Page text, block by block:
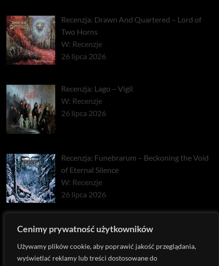
Cenimy prywatność użytkowników
Używamy plików cookie, aby poprawić jakość przeglądania,
wyświetlać reklamy lub treści dostosowane do
Recenzja: Drawn And Quartered – Lord of
Two Horns
W: Recenzje
26 lipca 2026
Recenzja: Lago – Vigil
W: Recenzje
26 lipca 2026
Recenzja: Funebrarum – Beckoning the Void
of Eternal Silence
W: Recenzje
26 lipca 2026
Recenzja: Cosmic Putrefaction – Emerald
W: Recenzje
27 stycznia 2026